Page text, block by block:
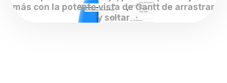
más con la potente vista de Gantt de arrastrar
y soltar